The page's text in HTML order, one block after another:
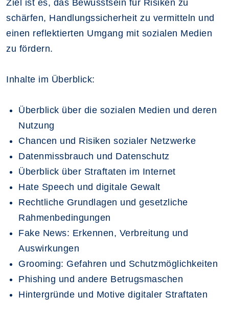
Ziel ist es, das Bewusstsein für Risiken zu
schärfen, Handlungssicherheit zu vermitteln und
einen reflektierten Umgang mit sozialen Medien
zu fördern.
Inhalte im Überblick:
Überblick über die sozialen Medien und deren
Nutzung
Chancen und Risiken sozialer Netzwerke
Datenmissbrauch und Datenschutz
Überblick über Straftaten im Internet
Hate Speech und digitale Gewalt
Rechtliche Grundlagen und gesetzliche
Rahmenbedingungen
Fake News: Erkennen, Verbreitung und
Auswirkungen
Grooming: Gefahren und Schutzmöglichkeiten
Phishing und andere Betrugsmaschen
Hintergründe und Motive digitaler Straftaten